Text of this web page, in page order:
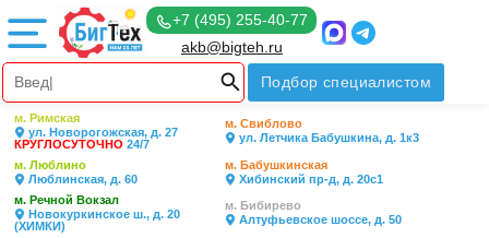
+7 (495) 255-40-77
akb@bigteh.ru
Подбор специалистом
м. Римская
ул. Новорогожская, д. 27
КРУГЛОСУТОЧНО 24/7
м. Свиблово
ул. Летчика Бабушкина, д. 1к3
м. Люблино
Люблинская, д. 60
м. Бабушкинская
Хибинский пр-д, д. 20с1
м. Речной Вокзал
Новокуркинское ш., д. 20
(ХИМКИ)
м. Бибирево
Алтуфьевское шоссе, д. 50